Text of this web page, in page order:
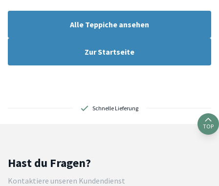
Alle Teppiche ansehen
Zur Startseite
Schnelle Lieferung
TOP
Hast du Fragen?
Kontaktiere unseren Kundendienst